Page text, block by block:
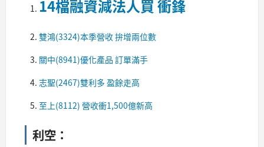
14檔融資減法人買 衝鋒
雙鴻(3324)本季營收 拚增兩位數
關中(8941)優化產品 訂單滿手
志聖(2467)雙利多 盈餘走高
至上(8112) 營收衝1,500億新高​
利空：​